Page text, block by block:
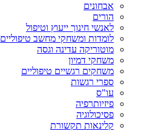
אבחונים
הורים
לאנשי חינוך ייעוץ וטיפול
לומדות ומשחקי מחשב טיפוליים
מוטוריקה עדינה וגסה
משחקי דמיון
משחקים רגשיים טיפוליים
ספרי רגשות
עו"ס
פיזיותרפיה
פסיכולוגיה
קלינאות תקשורת